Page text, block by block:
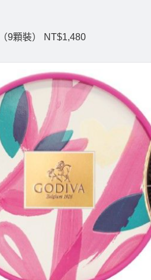
9顆裝） NT$1,480